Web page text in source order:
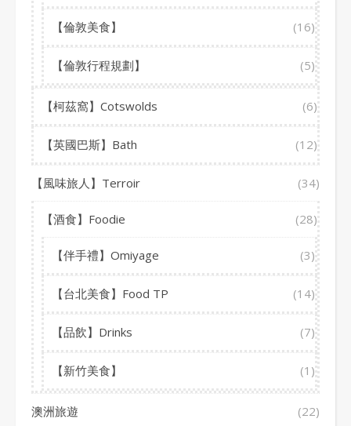
【倫敦美食】 (16)
【倫敦行程規劃】 (5)
【柯茲窩】Cotswolds (6)
【英國巴斯】Bath (12)
【風味旅人】Terroir (34)
【酒食】Foodie (28)
【伴手禮】Omiyage (3)
【台北美食】Food TP (14)
【品飲】Drinks (7)
【新竹美食】 (1)
澳洲旅遊 (22)